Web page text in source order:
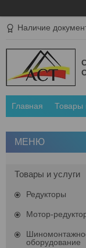
Наличие
Главная Товары
Товары и услуги
Редукторы
Мотор-
оборудование